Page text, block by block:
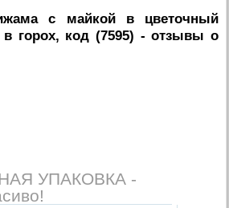
с майкой в цветочный
горох, код (7595) - отзывы о
УПАКОВКА -